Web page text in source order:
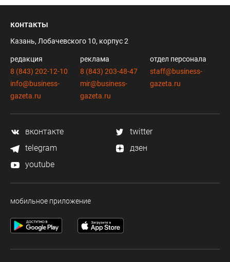
контакты
Казань, Лобачевского 10, корпус 2
редакция
8 (843) 202-12-10
info@business-
gazeta.ru
реклама
8 (843) 203-48-47
mir@business-
gazeta.ru
отдел персонала
staff@business-
gazeta.ru
вконтакте
twitter
telegram
дзен
youtube
мобильное приложение